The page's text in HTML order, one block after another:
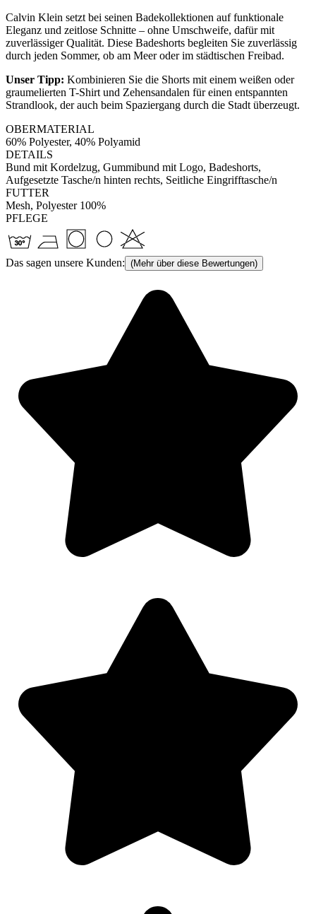
Calvin Klein setzt bei seinen Badekollektionen auf funktionale
Eleganz und zeitlose Schnitte – ohne Umschweife, dafür mit
zuverlässiger Qualität. Diese Badeshorts begleiten Sie zuverlässig
durch jeden Sommer, ob am Meer oder im städtischen Freibad.
Unser Tipp: Kombinieren Sie die Shorts mit einem weißen oder
graumelierten T-Shirt und Zehensandalen für einen entspannten
Strandlook, der auch beim Spaziergang durch die Stadt überzeugt.
OBERMATERIAL
60% Polyester, 40% Polyamid
DETAILS
Bund mit Kordelzug, Gummibund mit Logo, Badeshorts,
Aufgesetzte Tasche/n hinten rechts, Seitliche Eingrifftasche/n
FUTTER
Mesh, Polyester 100%
PFLEGE
Das sagen unsere Kunden: (Mehr über diese Bewertungen)